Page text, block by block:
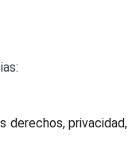
derechos, privacidad,